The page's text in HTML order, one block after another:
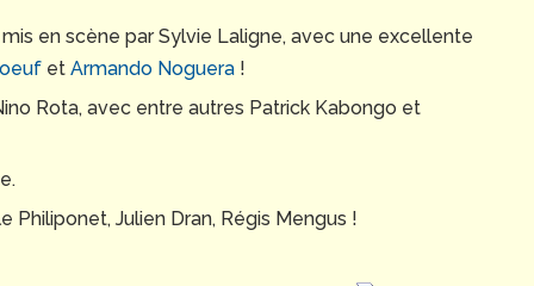
en scène par Sylvie Laligne, avec une excellente
et Armando Noguera !
Rota, avec entre autres Patrick Kabongo et
Philiponet, Julien Dran, Régis Mengus !